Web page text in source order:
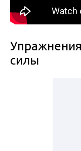
силы